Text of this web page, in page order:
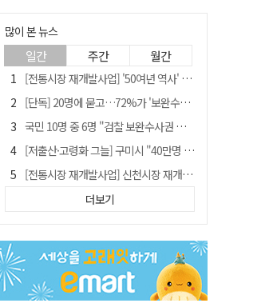
많이 본 뉴스
일간 주간 월간
[전통시장 재개발사업] '50여년 역사' 수성시장 자리에 25층 주상복합 들어선다
[단독] 20명에 묻고…72%가 '보완수사권 폐지'?
국민 10명 중 6명 "검찰 보완수사권 필요"…민주당 지지층도 53.8%
[저출산·고령화 그늘] 구미시 "40만명 사수" 고령군 "3만명대 회복"
[전통시장 재개발사업] 신천시장 재개발, 준공 후에도 소송전
李대통령 지지율 다시 40%대로…20대는 18.8%p 급락
안동-사가에, "50년 우정 넘어 미래 50년 함께 연다"
[인사]경상북도
유승민 "尹 졸업한 서울대 법대·충암고도 없애야"…李 육사 통합 직격
더보기